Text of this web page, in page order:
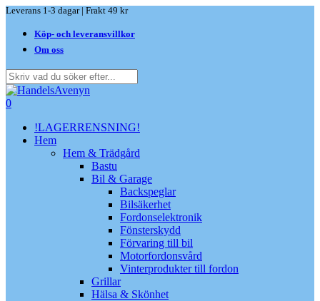
Skip
main
content
Leverans 1-3 dagar | Frakt 49 kr
Köp- och leveransvillkor
Om oss
Close
Search
search
0
!LAGERRENSNING!
Hem
Hem & Trädgård
Bastu
Bil & Garage
Backspeglar
Bilsäkerhet
Fordonselektronik
Fönsterskydd
Förvaring till bil
Motorfordonsvård
Vinterprodukter till fordon
Grillar
Hälsa & Skönhet